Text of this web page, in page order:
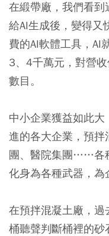
在緞帶廠，我們看
給AI生成後，變得又
費的AI軟體工具，AI
3、4千萬元，對營
數目。
中小企業獲益如此
進的各大企業，預
團、醫院集團……各
化身為各種武器，為
在預拌混凝土廠，
桶聽聲判斷桶裡的